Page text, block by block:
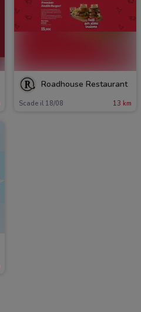
Roadhouse Restaurant
Scade il 18/08 13 km